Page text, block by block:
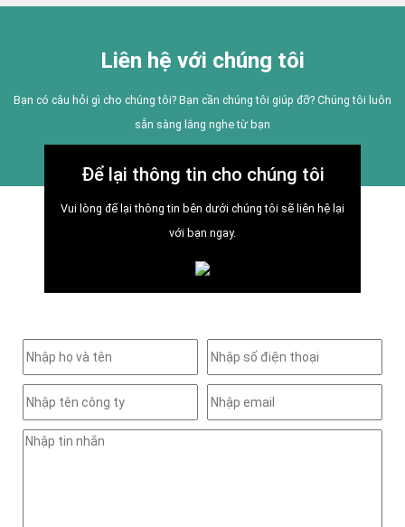
Liên hệ với chúng tôi
Bạn có câu hỏi gì cho chúng tôi? Bạn cần chúng tôi giúp đỡ? Chúng tôi luôn
sẵn sàng lắng nghe từ bạn
Để lại thông tin cho chúng tôi
Vui lòng để lại thông tin bên dưới chúng tôi sẽ liên hệ lại
với bạn ngay.